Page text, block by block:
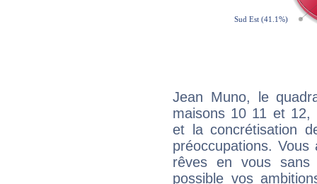
Jean Muno, le
maisons 10 11 et 12,
et la concrétisation
préoccupations.
rêves en vous sans
possible vos